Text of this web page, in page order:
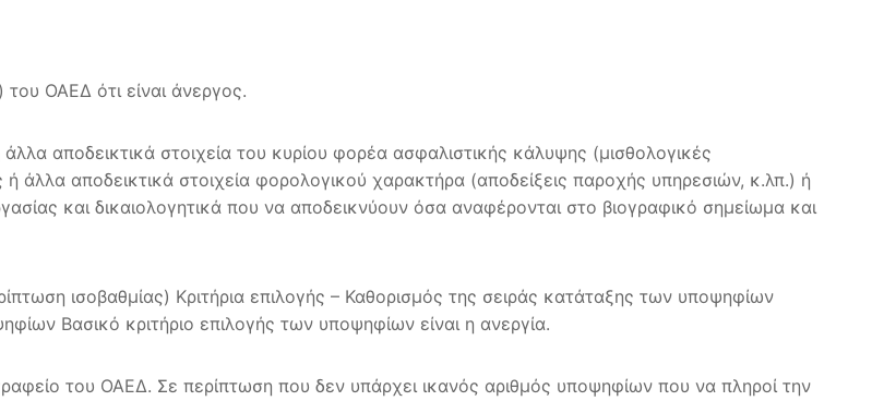
ΟΑΕΔ ότι είναι άνεργος.
αποδεικτικά στοιχεία του κυρίου φορέα ασφαλιστικής κάλυψης (μισθολογικές
άλλα αποδεικτικά στοιχεία φορολογικού χαρακτήρα (αποδείξεις παροχής υπηρεσιών, κ.λπ.) ή
και δικαιολογητικά που να αποδεικνύουν όσα αναφέρονται στο βιογραφικό σημείωμα και
ισοβαθμίας) Κριτήρια επιλογής – Καθορισμός της σειράς κατάταξης των υποψηφίων
Βασικό κριτήριο επιλογής των υποψηφίων είναι η ανεργία.
του ΟΑΕΔ. Σε περίπτωση που δεν υπάρχει ικανός αριθμός υποψηφίων που να πληροί την